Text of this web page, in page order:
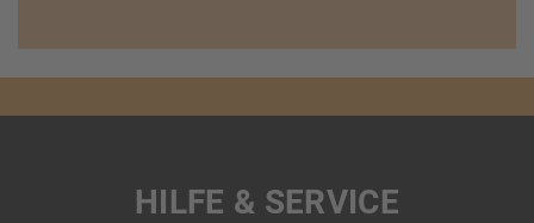
HILFE & SERVICE